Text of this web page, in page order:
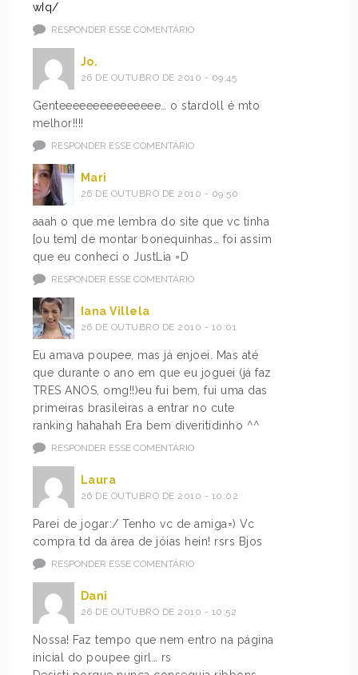
wIq/
RESPONDER ESSE COMENTÁRIO
Jo.
26 DE OUTUBRO DE 2010 - 09:45
Genteeeeeeeeeeeeeee… o stardoll é mto
melhor!!!!
RESPONDER ESSE COMENTÁRIO
Mari
26 DE OUTUBRO DE 2010 - 09:50
aaah o que me lembra do site que vc tinha
[ou tem] de montar bonequinhas… foi assim
que eu conheci o JustLia =D
RESPONDER ESSE COMENTÁRIO
Iana Villela
26 DE OUTUBRO DE 2010 - 10:01
Eu amava poupee, mas já enjoei. Mas até
que durante o ano em que eu joguei (já faz
TRES ANOS, omg!!)eu fui bem, fui uma das
primeiras brasileiras a entrar no cute
ranking hahahah Era bem diveritidinho ^^
RESPONDER ESSE COMENTÁRIO
Laura
26 DE OUTUBRO DE 2010 - 10:02
Parei de jogar:/ Tenho vc de amiga=) Vc
compra td da área de jóias hein! rsrs Bjos
RESPONDER ESSE COMENTÁRIO
Dani
26 DE OUTUBRO DE 2010 - 10:52
Nossa! Faz tempo que nem entro na página
inicial do poupee girl… rs